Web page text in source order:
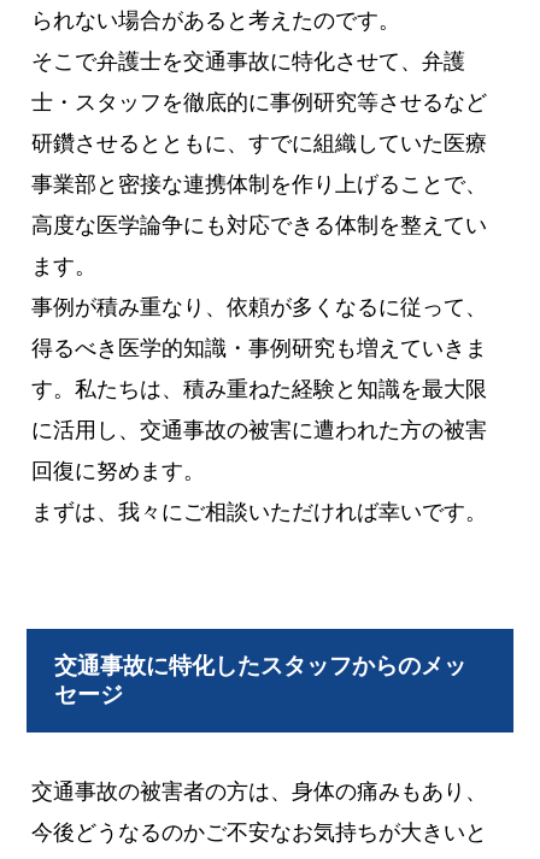
られない場合があると考えたのです。
そこで弁護士を交通事故に特化させて、弁護
士・スタッフを徹底的に事例研究等させるなど
研鑽させるとともに、すでに組織していた医療
事業部と密接な連携体制を作り上げることで、
高度な医学論争にも対応できる体制を整えてい
ます。
事例が積み重なり、依頼が多くなるに従って、
得るべき医学的知識・事例研究も増えていきま
す。私たちは、積み重ねた経験と知識を最大限
に活用し、交通事故の被害に遭われた方の被害
回復に努めます。
まずは、我々にご相談いただければ幸いです。
交通事故に特化したスタッフからのメッ
セージ
交通事故の被害者の方は、身体の痛みもあり、
今後どうなるのかご不安なお気持ちが大きいと